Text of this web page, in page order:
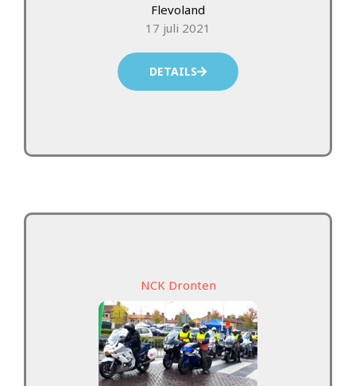
Flevoland
17 juli 2021
DETAILS
NCK Dronten